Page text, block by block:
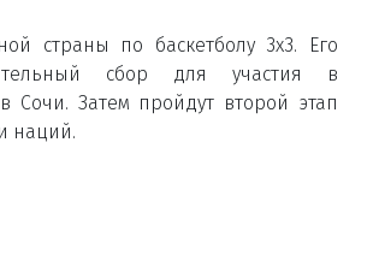
страны по баскетболу 3х3. Его
сбор для участия в
Сочи. Затем пройдут второй этап
наций.